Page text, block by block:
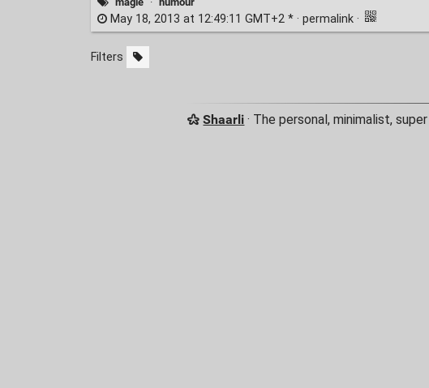
May 18, 2013 at 12:49:11 GMT+2 * · permalink ·
Filters
Shaarli · The personal, minimalist,